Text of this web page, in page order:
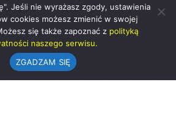
Jeśli nie wyrażasz zgody, ustawienia
cookies możesz zmienić w swojej
się także zapoznać z polityką
naszego serwisu.
ZGADZAM SIĘ